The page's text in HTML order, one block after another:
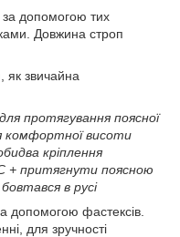
допомогою тих
Довжина строп
як звичайна
протягування поясної
комфортної висоти
кріплення
+ притягнути поясною
в русі
допомогою фастексів.
для зручності